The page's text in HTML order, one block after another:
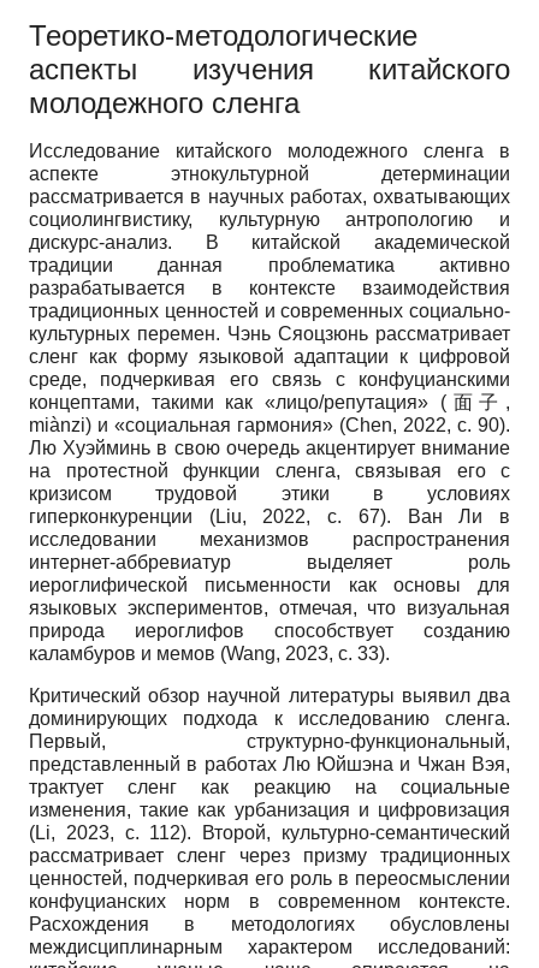
Теоретико-методологические
аспекты изучения китайского
молодежного сленга
Исследование китайского молодежного сленга в
аспекте этнокультурной детерминации
рассматривается в научных работах, охватывающих
социолингвистику, культурную антропологию и
дискурс-анализ. В китайской академической
традиции данная проблематика активно
разрабатывается в контексте взаимодействия
традиционных ценностей и современных социально-
культурных перемен. Чэнь Сяоцзюнь рассматривает
сленг как форму языковой адаптации к цифровой
среде, подчеркивая его связь с конфуцианскими
концептами, такими как «лицо/репутация» (面子,
miànzi) и «социальная гармония» (Chen, 2022, с. 90).
Лю Хуэйминь в свою очередь акцентирует внимание
на протестной функции сленга, связывая его с
кризисом трудовой этики в условиях
гиперконкуренции (Liu, 2022, с. 67). Ван Ли в
исследовании механизмов распространения
интернет-аббревиатур выделяет роль
иероглифической письменности как основы для
языковых экспериментов, отмечая, что визуальная
природа иероглифов способствует созданию
каламбуров и мемов (Wang, 2023, с. 33).
Критический обзор научной литературы выявил два
доминирующих подхода к исследованию сленга.
Первый, структурно-функциональный,
представленный в работах Лю Юйшэна и Чжан Вэя,
трактует сленг как реакцию на социальные
изменения, такие как урбанизация и цифровизация
(Li, 2023, с. 112). Второй, культурно-семантический
рассматривает сленг через призму традиционных
ценностей, подчеркивая его роль в переосмыслении
конфуцианских норм в современном контексте.
Расхождения в методологиях обусловлены
междисциплинарным характером исследований: